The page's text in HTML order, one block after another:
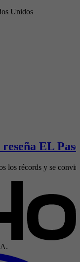
Unidos
EL
los récords y se